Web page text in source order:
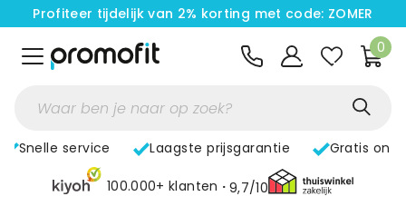
Profiteer tijdelijk van 2% korting met code: ZOMER
0
Snelle service Laagste prijsgarantie Gratis
100.000+ klanten 9,7/10